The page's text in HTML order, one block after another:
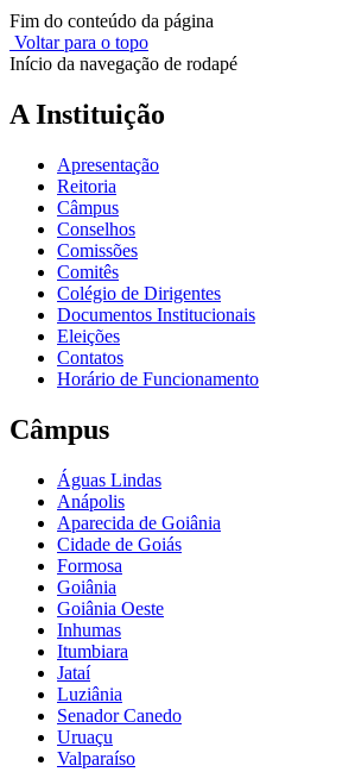
Fim do conteúdo da página
Voltar para o topo
Início da navegação de rodapé
A Instituição
Apresentação
Reitoria
Câmpus
Conselhos
Comissões
Comitês
Colégio de Dirigentes
Documentos Institucionais
Eleições
Contatos
Horário de Funcionamento
Câmpus
Águas Lindas
Anápolis
Aparecida de Goiânia
Cidade de Goiás
Formosa
Goiânia
Goiânia Oeste
Inhumas
Itumbiara
Jataí
Luziânia
Senador Canedo
Uruaçu
Valparaíso